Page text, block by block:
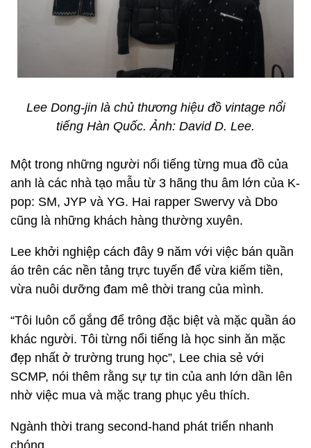
Lee Dong-jin là chủ thương hiệu đồ vintage nổi
tiếng Hàn Quốc. Ảnh: David D. Lee.
Một trong những người nổi tiếng từng mua đồ của
anh là các nhà tạo mẫu từ 3 hãng thu âm lớn của K-
pop: SM, JYP và YG. Hai rapper Swervy và Dbo
cũng là những khách hàng thường xuyên.
Lee khởi nghiệp cách đây 9 năm với việc bán quần
áo trên các nền tảng trực tuyến để vừa kiếm tiền,
vừa nuôi dưỡng đam mê thời trang của mình.
“Tôi luôn cố gắng để trông đặc biệt và mặc quần áo
khác người. Tôi từng nổi tiếng là học sinh ăn mặc
đẹp nhất ở trường trung học”, Lee chia sẻ với
SCMP, nói thêm rằng sự tự tin của anh lớn dần lên
nhờ việc mua và mặc trang phục yêu thích.
Ngành thời trang second-hand phát triển nhanh
chóng